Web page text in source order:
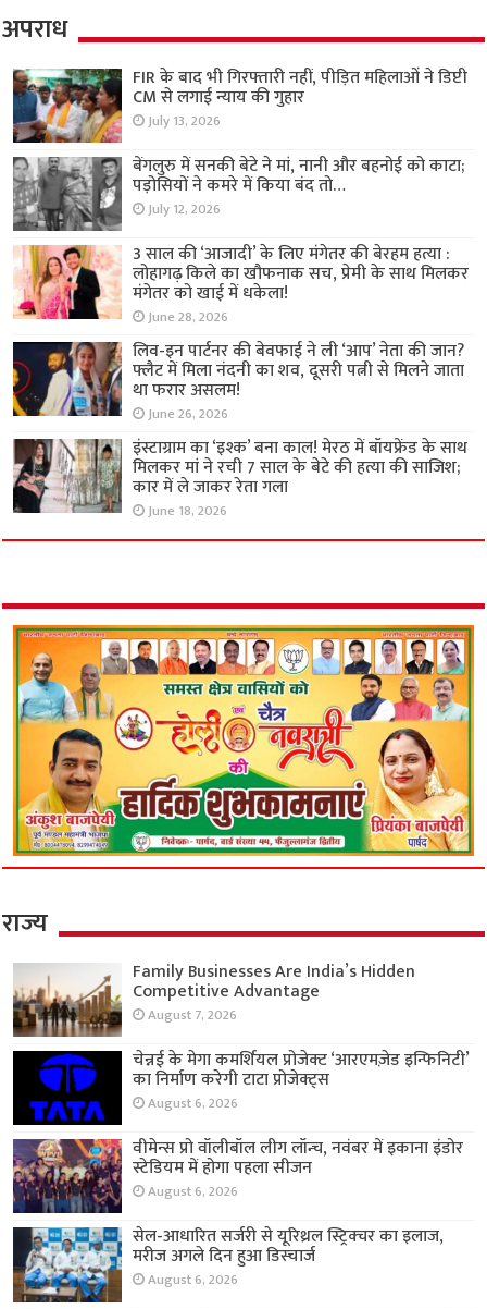
अपराध
FIR के बाद भी गिरफ्तारी नहीं, पीड़ित महिलाओं ने डिप्टी
CM से लगाई न्याय की गुहार
July 13, 2026
बेंगलुरु में सनकी बेटे ने मां, नानी और बहनोई को काटा;
पड़ोसियों ने कमरे में किया बंद तो…
July 12, 2026
3 साल की ‘आजादी’ के लिए मंगेतर की बेरहम हत्या :
लोहागढ़ किले का खौफनाक सच, प्रेमी के साथ मिलकर
मंगेतर को खाई में धकेला!
June 28, 2026
लिव-इन पार्टनर की बेवफाई ने ली ‘आप’ नेता की जान?
फ्लैट में मिला नंदनी का शव, दूसरी पत्नी से मिलने जाता
था फरार असलम!
June 26, 2026
इंस्टाग्राम का ‘इश्क’ बना काल! मेरठ में बॉयफ्रेंड के साथ
मिलकर मां ने रची 7 साल के बेटे की हत्या की साजिश;
कार में ले जाकर रेता गला
June 18, 2026
राज्य
Family Businesses Are India’s Hidden
Competitive Advantage
August 7, 2026
चेन्नई के मेगा कमर्शियल प्रोजेक्ट ‘आरएमज़ेड इन्फिनिटी’
का निर्माण करेगी टाटा प्रोजेक्ट्स
August 6, 2026
वीमेन्स प्रो वॉलीबॉल लीग लॉन्च, नवंबर में इकाना इंडोर
स्टेडियम में होगा पहला सीजन
August 6, 2026
सेल-आधारित सर्जरी से यूरिथ्रल स्ट्रिक्चर का इलाज,
मरीज अगले दिन हुआ डिस्चार्ज
August 6, 2026